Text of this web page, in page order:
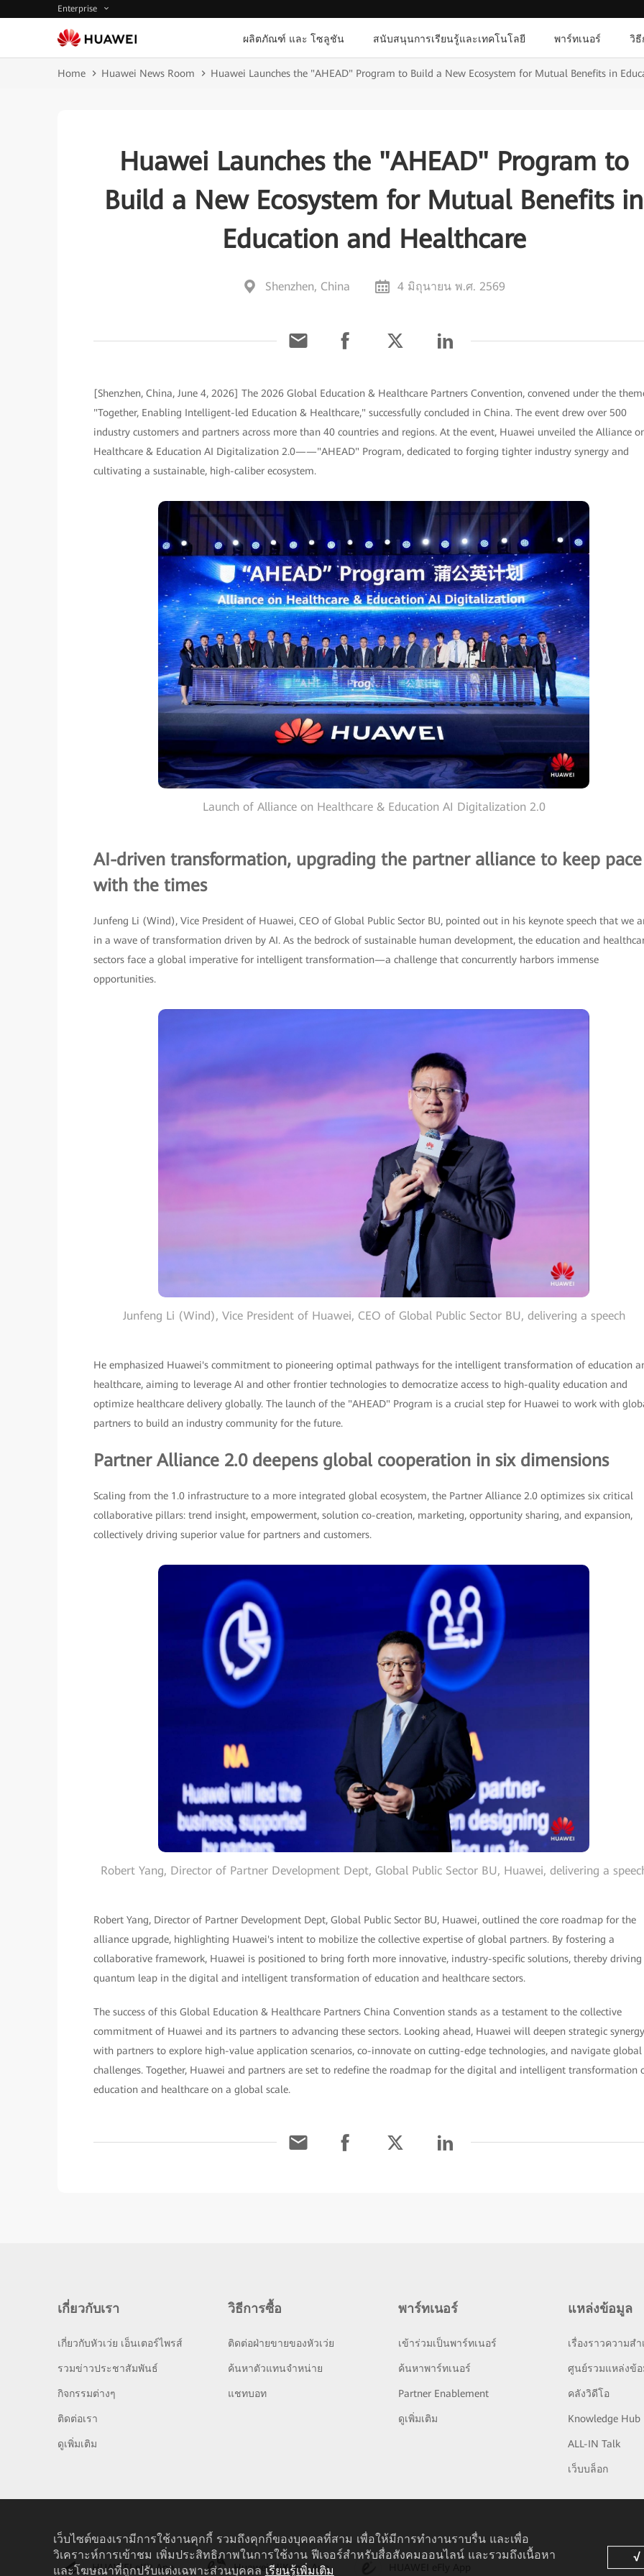
Enterprise
ผลิตภัณฑ์ และ โซลูชัน สนับสนุนการเรียนรู้และเทคโนโลยี พาร์ทเนอร์ วิธี
Home Huawei News Room Huawei Launches the "AHEAD" Program to Build a New Ecosystem for Mutual Benefits in
Huawei Launches the "AHEAD" Program to
Build a New Ecosystem for Mutual Benefits in
Education and Healthcare
Shenzhen, China 4 มิถุนายน พ.ศ. 2569
[Shenzhen, China, June 4, 2026] The 2026 Global Education & Healthcare Partners Convention, convened under the
"Together, Enabling Intelligent-led Education & Healthcare," successfully concluded in China. The event drew over 500
industry customers and partners across more than 40 countries and regions. At the event, Huawei unveiled the Alliance
Healthcare & Education AI Digitalization 2.0——"AHEAD" Program, dedicated to forging tighter industry synergy and
cultivating a sustainable, high-caliber ecosystem.
Launch of Alliance on Healthcare & Education AI Digitalization 2.0
AI-driven transformation, upgrading the partner alliance to keep pace
with the times
Junfeng Li (Wind), Vice President of Huawei, CEO of Global Public Sector BU, pointed out in his keynote speech that we
in a wave of transformation driven by AI. As the bedrock of sustainable human development, the education and
sectors face a global imperative for intelligent transformation—a challenge that concurrently harbors immense
opportunities.
Junfeng Li (Wind), Vice President of Huawei, CEO of Global Public Sector BU, delivering a speech
He emphasized Huawei's commitment to pioneering optimal pathways for the intelligent transformation of education
healthcare, aiming to leverage AI and other frontier technologies to democratize access to high-quality education and
optimize healthcare delivery globally. The launch of the "AHEAD" Program is a crucial step for Huawei to work with
partners to build an industry community for the future.
Partner Alliance 2.0 deepens global cooperation in six dimensions
Scaling from the 1.0 infrastructure to a more integrated global ecosystem, the Partner Alliance 2.0 optimizes six critical
collaborative pillars: trend insight, empowerment, solution co-creation, marketing, opportunity sharing, and expansion,
collectively driving superior value for partners and customers.
Robert Yang, Director of Partner Development Dept, Global Public Sector BU, Huawei, delivering a
Robert Yang, Director of Partner Development Dept, Global Public Sector BU, Huawei, outlined the core roadmap for the
alliance upgrade, highlighting Huawei's intent to mobilize the collective expertise of global partners. By fostering a
collaborative framework, Huawei is positioned to bring forth more innovative, industry-specific solutions, thereby driving
quantum leap in the digital and intelligent transformation of education and healthcare sectors.
The success of this Global Education & Healthcare Partners China Convention stands as a testament to the collective
commitment of Huawei and its partners to advancing these sectors. Looking ahead, Huawei will deepen strategic synergy
with partners to explore high-value application scenarios, co-innovate on cutting-edge technologies, and navigate global
challenges. Together, Huawei and partners are set to redefine the roadmap for the digital and intelligent transformation
education and healthcare on a global scale.
เกี่ยวกับเรา
เกี่ยวกับหัวเว่ย เอ็นเตอร์ไพรส์
รวมข่าวประชาสัมพันธ์
กิจกรรมต่างๆ
ติดต่อเรา
ดูเพิ่มเติม
วิธีการซื้อ
ติดต่อฝ่ายขายของหัวเว่ย
ค้นหาตัวแทนจำหน่าย
แชทบอท
พาร์ทเนอร์
เข้าร่วมเป็นพาร์ทเนอร์
ค้นหาพาร์ทเนอร์
Partner Enablement
ดูเพิ่มเติม
แหล่งข้อมูล
เรื่องราวความสำ
ศูนย์รวมแหล่งข้
คลังวิดีโอ
Knowledge Hub
ALL-IN Talk
เว็บบล็อก
HUAWEI eKit App Huawei HiKnow App
เว็บไซต์ของเรามีการใช้งานคุกกี้ รวมถึงคุกกี้ของบุคคลที่สาม เพื่อให้มีการทำงานราบรื่น และเพื่อ
วิเคราะห์การเข้าชม เพิ่มประสิทธิภาพในการใช้งาน ฟีเจอร์สำหรับสื่อสังคมออนไลน์ และรวมถึงเนื้อหา
และโฆษณาที่ถูกปรับแต่งเฉพาะส่วนบุคคล เรียนรู้เพิ่มเติม